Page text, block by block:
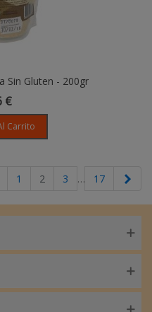
Sin Gluten - 200gr
€
Carrito
Anterior
1 2 3 … 17